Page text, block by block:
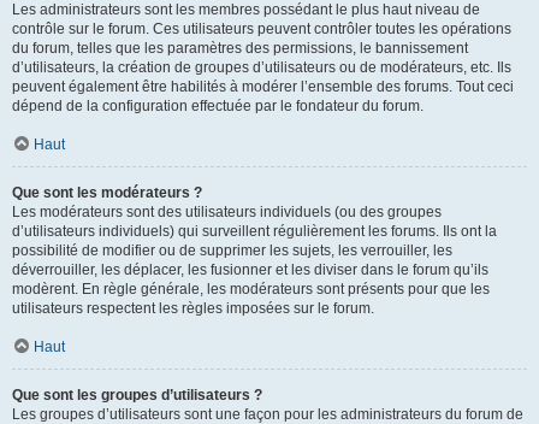
Les administrateurs sont les membres possédant le plus haut niveau de
contrôle sur le forum. Ces utilisateurs peuvent contrôler toutes les opérations
du forum, telles que les paramètres des permissions, le bannissement
d’utilisateurs, la création de groupes d’utilisateurs ou de modérateurs, etc. Ils
peuvent également être habilités à modérer l’ensemble des forums. Tout ceci
dépend de la configuration effectuée par le fondateur du forum.
Haut
Que sont les modérateurs ?
Les modérateurs sont des utilisateurs individuels (ou des groupes
d’utilisateurs individuels) qui surveillent régulièrement les forums. Ils ont la
possibilité de modifier ou de supprimer les sujets, les verrouiller, les
déverrouiller, les déplacer, les fusionner et les diviser dans le forum qu’ils
modèrent. En règle générale, les modérateurs sont présents pour que les
utilisateurs respectent les règles imposées sur le forum.
Haut
Que sont les groupes d’utilisateurs ?
Les groupes d’utilisateurs sont une façon pour les administrateurs du forum de